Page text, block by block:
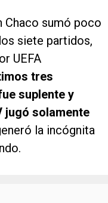
Chaco sumó poco
siete partidos,
UEFA
tres
suplente y
jugó solamente
la incógnita